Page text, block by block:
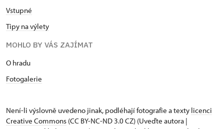
Vstupné
Tipy na výlety
MOHLO BY VÁS ZAJÍMAT
O hradu
Fotogalerie
Není-li výslovně uvedeno jinak, podléhají fotografie a texty licenci
Creative Commons (CC BY-NC-ND 3.0 CZ) (Uveďte autora |